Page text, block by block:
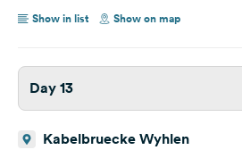
Show in list
Show on map
Day 13
Kabelbruecke Wyhlen